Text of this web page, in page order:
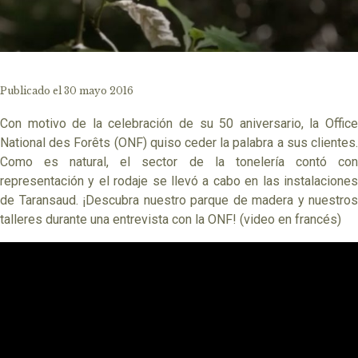
Publicado el 30 mayo 2016
Con motivo de la celebración de su 50 aniversario, la Office
National des Forêts (ONF) quiso ceder la palabra a sus clientes.
Como es natural, el sector de la tonelería contó con
representación y el rodaje se llevó a cabo en las instalaciones
de Taransaud. ¡Descubra nuestro parque de madera y nuestros
talleres durante una entrevista con la ONF! (video en francés)